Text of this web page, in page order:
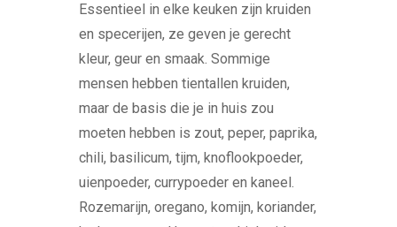
Essentieel in elke keuken zijn kruiden
en specerijen, ze geven je gerecht
kleur, geur en smaak. Sommige
mensen hebben tientallen kruiden,
maar de basis die je in huis zou
moeten hebben is zout, peper, paprika,
chili, basilicum, tijm, knoflookpoeder,
uienpoeder, currypoeder en kaneel.
Rozemarijn, oregano, komijn, koriander,